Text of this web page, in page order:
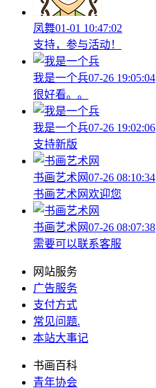
凤舞01-01 10:47:02
支持，参与活动！
我是一个兵07-26 19:05:04
很好看。。
我是一个兵07-26 19:02:06
支持新版
书画艺术网07-26 08:10:34
书画艺术网欢迎您
书画艺术网07-26 08:07:38
需要可以联系客服
网站服务
广告服务
支付方式
常见问题.
本站大事记
书画百科
青年协会